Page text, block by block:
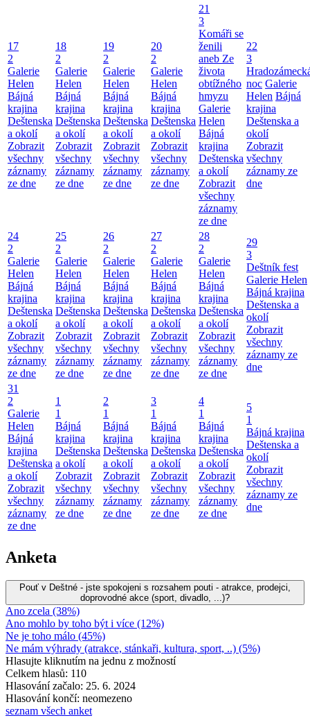
17
2
Galerie
Helen
Bájná
krajina
Deštenska
a okolí
Zobrazit
všechny
záznamy
ze dne
18
2
Galerie
Helen
Bájná
krajina
Deštenska
a okolí
Zobrazit
všechny
záznamy
ze dne
19
2
Galerie
Helen
Bájná
krajina
Deštenska
a okolí
Zobrazit
všechny
záznamy
ze dne
20
2
Galerie
Helen
Bájná
krajina
Deštenska
a okolí
Zobrazit
všechny
záznamy
ze dne
21
3
Komáři se
ženili
aneb Ze
života
obtížného
hmyzu
Galerie
Helen
Bájná
krajina
Deštenska
a okolí
Zobrazit
všechny
záznamy
ze dne
22
3
noc Galerie
Helen Bájná
krajina
Deštenska a
okolí
Zobrazit
všechny
záznamy ze
dne
24
2
Galerie
Helen
Bájná
krajina
Deštenska
a okolí
Zobrazit
všechny
záznamy
ze dne
25
2
Galerie
Helen
Bájná
krajina
Deštenska
a okolí
Zobrazit
všechny
záznamy
ze dne
26
2
Galerie
Helen
Bájná
krajina
Deštenska
a okolí
Zobrazit
všechny
záznamy
ze dne
27
2
Galerie
Helen
Bájná
krajina
Deštenska
a okolí
Zobrazit
všechny
záznamy
ze dne
28
2
Galerie
Helen
Bájná
krajina
Deštenska
a okolí
Zobrazit
všechny
záznamy
ze dne
29
3
Deštník fest
Galerie Helen
Bájná krajina
Deštenska a
okolí
Zobrazit
všechny
záznamy ze
dne
31
2
Galerie
Helen
Bájná
krajina
Deštenska
a okolí
Zobrazit
všechny
záznamy
ze dne
1
1
Bájná
krajina
Deštenska
a okolí
Zobrazit
všechny
záznamy
ze dne
2
1
Bájná
krajina
Deštenska
a okolí
Zobrazit
všechny
záznamy
ze dne
3
1
Bájná
krajina
Deštenska
a okolí
Zobrazit
všechny
záznamy
ze dne
4
1
Bájná
krajina
Deštenska
a okolí
Zobrazit
všechny
záznamy
ze dne
5
1
Bájná krajina
Deštenska a
okolí
Zobrazit
všechny
záznamy ze
dne
Anketa
Pouť v Deštné - jste spokojeni s rozsahem pouti - atrakce, prodejci,
doprovodné akce (sport, divadlo, ...)?
Ano zcela (38%)
Ano mohlo by toho být i více (12%)
Ne je toho málo (45%)
Ne mám výhrady (atrakce, stánkaři, kultura, sport, ..) (5%)
Hlasujte kliknutím na jednu z možností
Celkem hlasů: 110
Hlasování začalo: 25. 6. 2024
Hlasování končí: neomezeno
seznam všech anket